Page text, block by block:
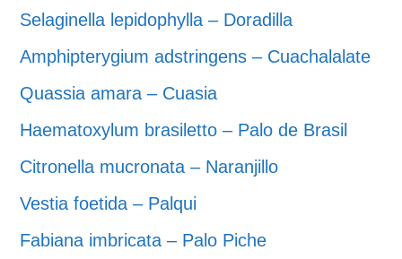
Selaginella lepidophylla – Doradilla
Amphipterygium adstringens – Cuachalalate
Quassia amara – Cuasia
Haematoxylum brasiletto – Palo de Brasil
Citronella mucronata – Naranjillo
Vestia foetida – Palqui
Fabiana imbricata – Palo Piche